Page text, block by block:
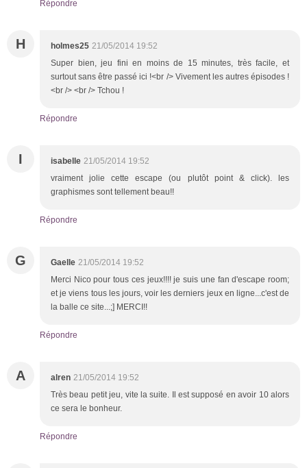
Répondre
H holmes25 21/05/2014 19:52
Super bien, jeu fini en moins de 15 minutes, très facile, et
surtout sans être passé ici !<br /> Vivement les autres épisodes !
<br /> <br /> Tchou !
Répondre
I isabelle 21/05/2014 19:52
vraiment jolie cette escape (ou plutôt point & click). les
graphismes sont tellement beau!!
Répondre
G Gaelle 21/05/2014 19:52
Merci Nico pour tous ces jeux!!!! je suis une fan d'escape room;
et je viens tous les jours, voir les derniers jeux en ligne...c'est de
la balle ce site...;] MERCI!!
Répondre
A alren 21/05/2014 19:52
Très beau petit jeu, vite la suite. Il est supposé en avoir 10 alors
ce sera le bonheur.
Répondre